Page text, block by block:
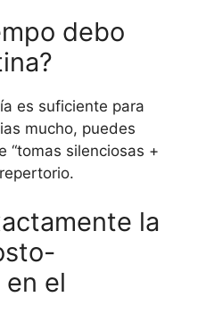
debo
es suficiente para
mucho, puedes
“tomas silenciosas +
la
el